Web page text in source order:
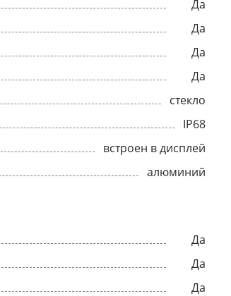
Да
Да
Да
Да
стекло
IP68
встроен в дисплей
алюминий
Да
Да
Да